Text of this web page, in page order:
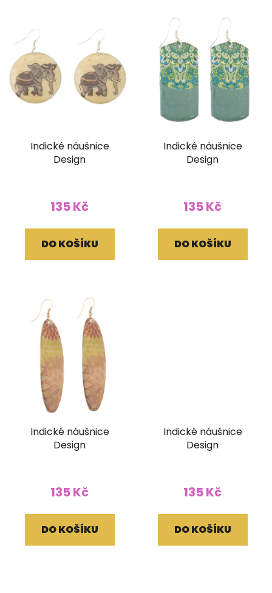
Indické náušnice
Design
135 Kč
DO KOŠÍKU
Indické náušnice
Design
135 Kč
DO KOŠÍKU
Indické náušnice
Design
135 Kč
DO KOŠÍKU
Indické náušnice
Design
135 Kč
DO KOŠÍKU